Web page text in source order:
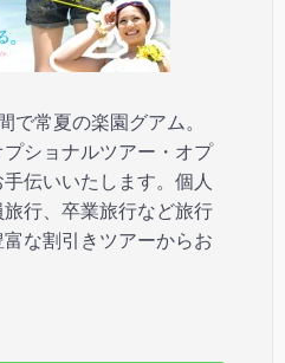
で常夏の楽園グアム。
ショナルツアー・オプ
伝いいたします。個人
行、卒業旅行など旅行
な割引きツアーからお